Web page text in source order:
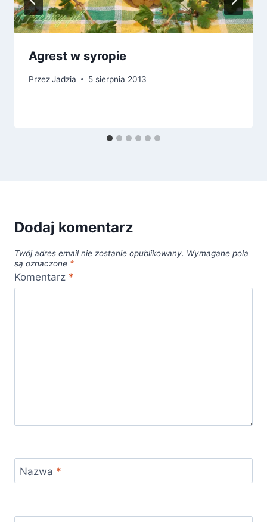
Agrest w syropie
PrzezJadzia 5 sierpnia 2013
Dodaj komentarz
Twój adres email nie zostanie opublikowany. Wymagane pola
są oznaczone *
Komentarz *
Nazwa *